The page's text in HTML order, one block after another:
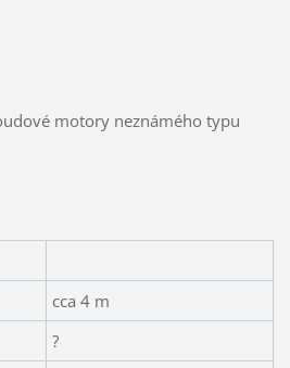
motory neznámého typu
cca 4 m
?